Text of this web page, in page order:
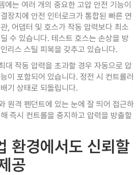
는 여러 개의 중요한 고압 안전 기능이
장치에 안전 인터로크가 통합된 빠른 연
, 어댑터 및 호스가 작동 압력보다 최소
수 있습니다. 테스트 호스는 손상을 방
리스 스틸 피복을 갖추고 있습니다.
대 작동 압력을 초과할 경우 자동으로 압
이 포함되어 있습니다. 정전 시 컨트롤러
기 상태로 되돌립니다.
원격 펜던트에 있는 눈에 잘 띄어 접근하
즉시 컨트롤을 중지하고 압력을 방출할
환경에서도 신뢰할
공